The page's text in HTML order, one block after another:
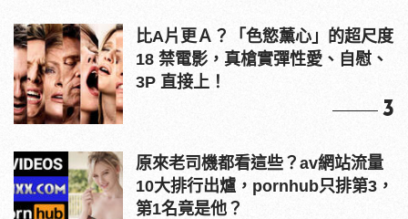
比A片更Ａ？「色慾薰心」的超尺度
18 禁電影，真槍實彈性愛、自慰、
3P 直接上！
3
原來老司機都看這些？av網站流量
10大排行出爐，pornhub只排第3，
第1名竟是他？